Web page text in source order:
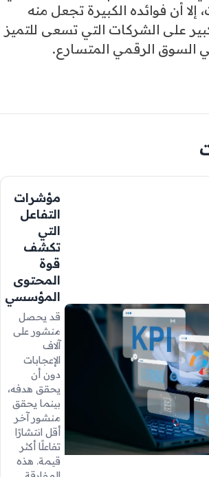
إلا أن فوائده الكبيرة تجعل منه
على الشركات التي تسعى للتميز
السوق الرقمي المتسارع.
مؤشرات
التفاعل
التي
تكشف
قوة
المحتوى
المؤسسي
قد يحصل
منشور على
آلاف
الإعجابات
دون أن
يحقق هدفه،
بينما يحقق
منشور آخر
أقل انتشارًا
تفاعلًا أكثر
قيمة. هذه